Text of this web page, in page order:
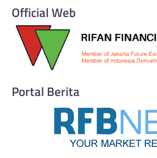
Official Web
Portal Berita